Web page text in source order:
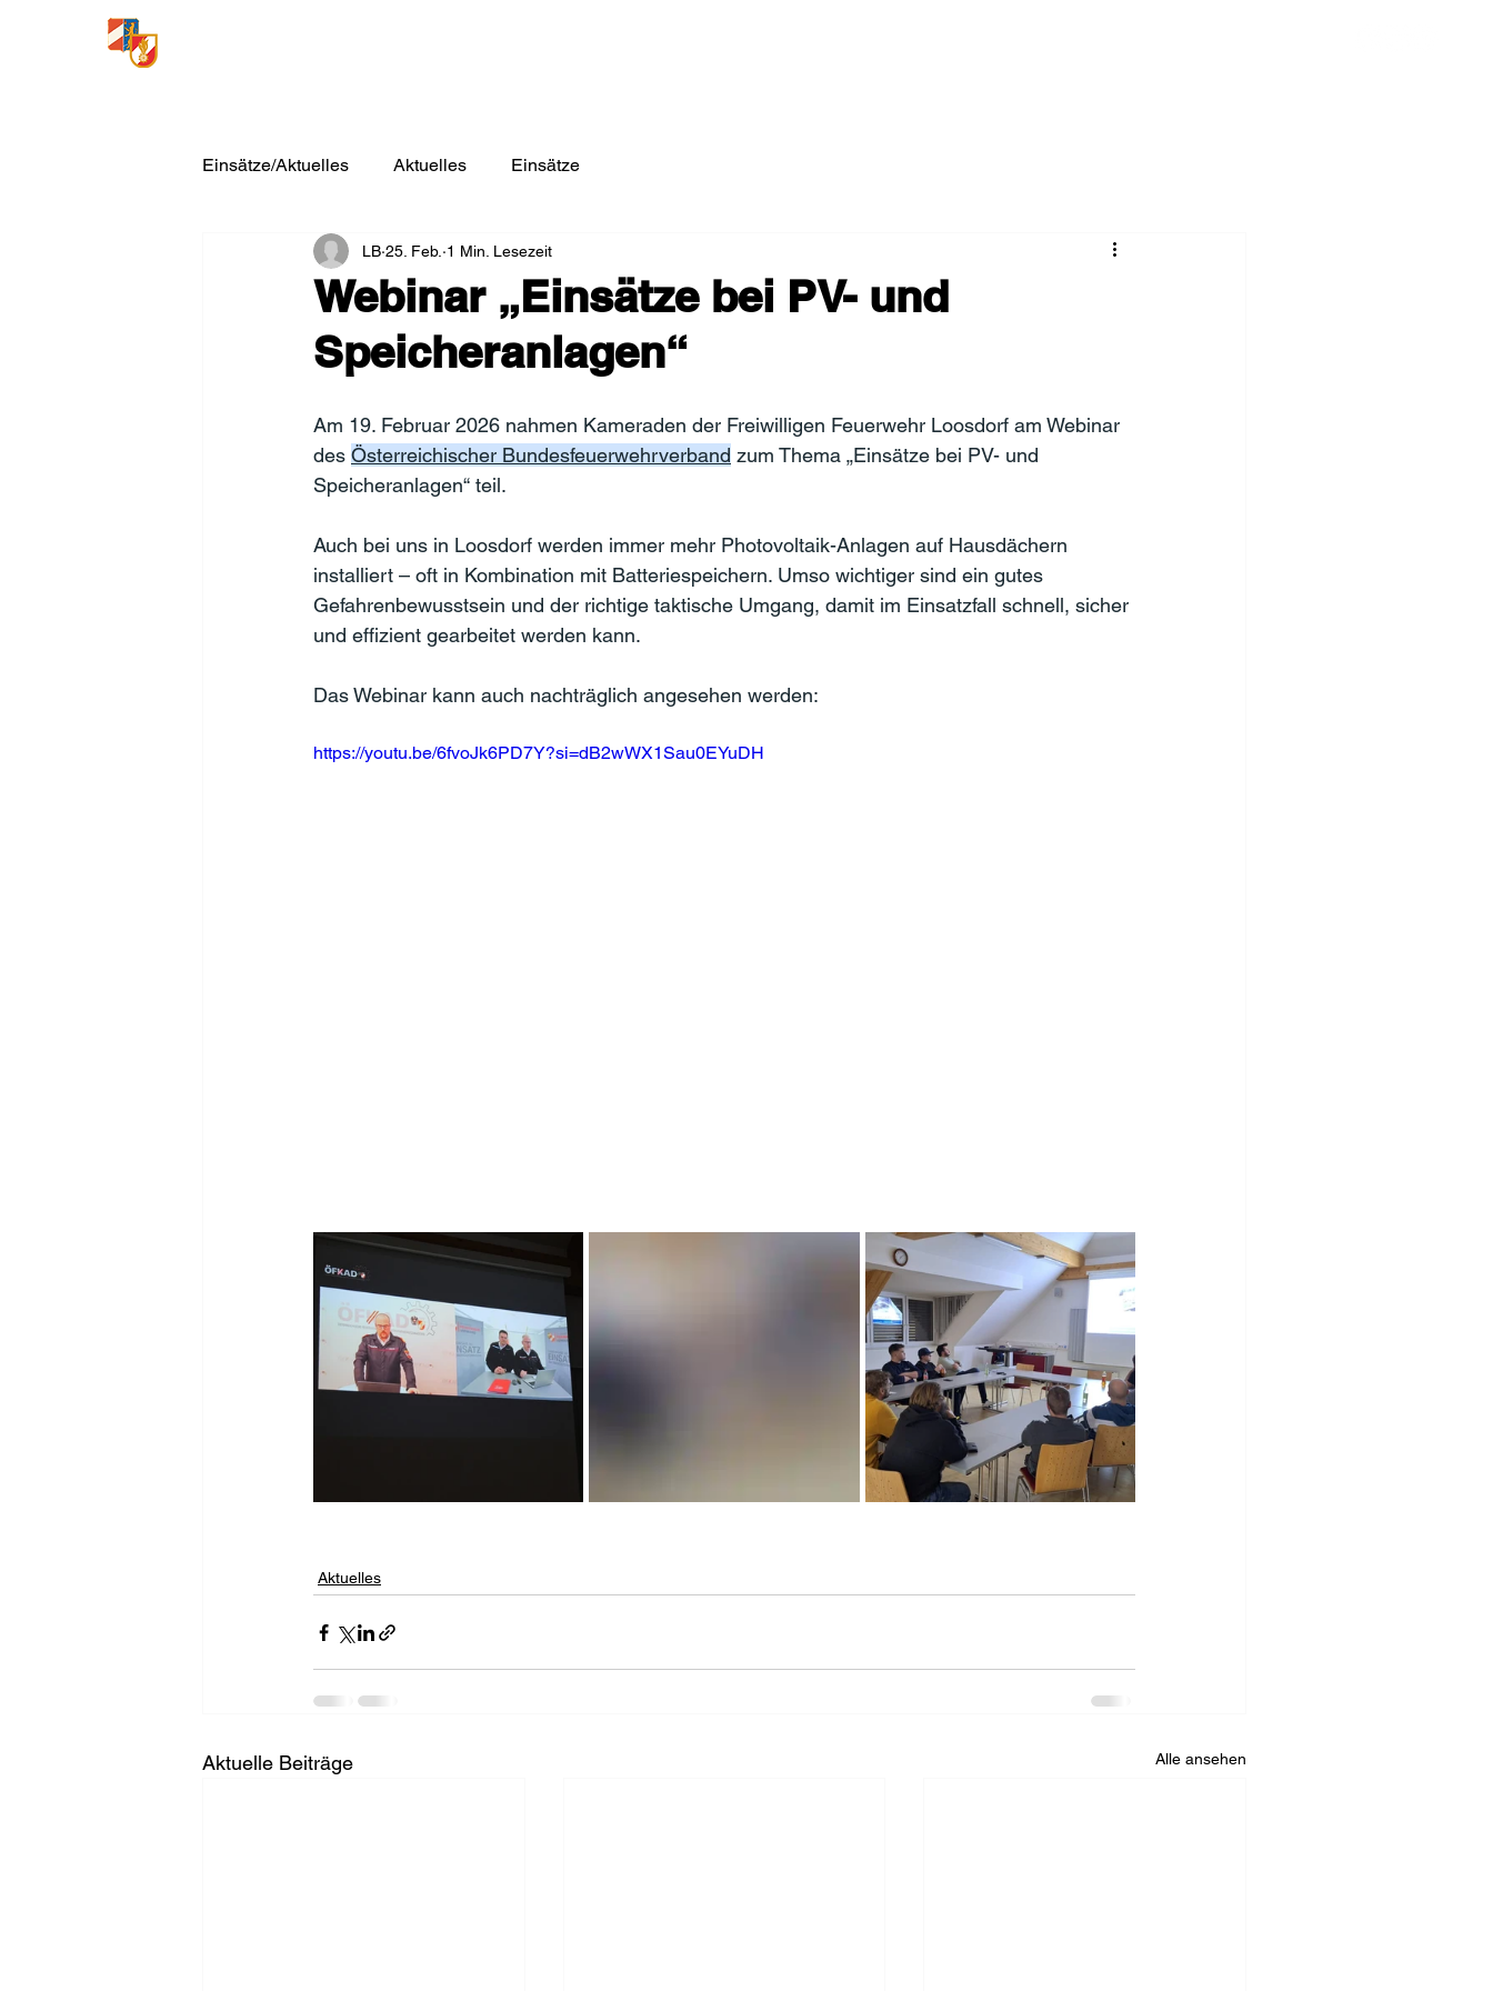
Einsätze/Aktuelles Aktuelles Einsätze
Webinar „Einsätze bei PV- und
Speicheranlagen“
LB 25. Feb. 1 Min. Lesezeit
Am 19. Februar 2026 nahmen Kameraden der Freiwilligen Feuerwehr Loosdorf am Webinar
des Österreichischer Bundesfeuerwehrverband zum Thema „Einsätze bei PV- und
Speicheranlagen“ teil.
Auch bei uns in Loosdorf werden immer mehr Photovoltaik-Anlagen auf Hausdächern
installiert – oft in Kombination mit Batteriespeichern. Umso wichtiger sind ein gutes
Gefahrenbewusstsein und der richtige taktische Umgang, damit im Einsatzfall schnell, sicher
und effizient gearbeitet werden kann.
Das Webinar kann auch nachträglich angesehen werden:
https://youtu.be/6fvoJk6PD7Y?si=dB2wWX1Sau0EYuDH
Aktuelles
Aktuelle Beiträge Alle ansehen